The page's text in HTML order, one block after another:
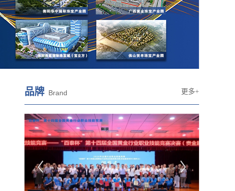
品牌 Brand 更多+